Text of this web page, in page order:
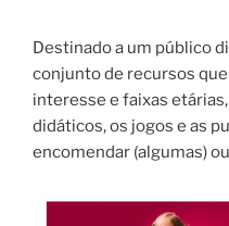
Destinado a um público
conjunto de recursos
interesse e faixas
didáticos, os jogos e as
encomendar (algumas)